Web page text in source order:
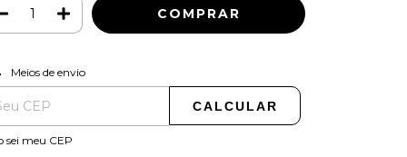
para o CEP:
Meios de envio
CALCULAR
sei meu CEP